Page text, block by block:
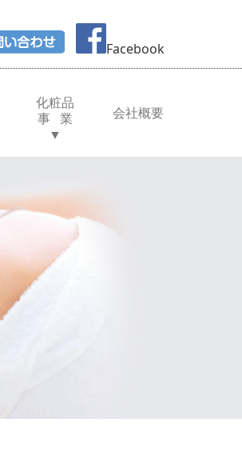
Facebook
化粧品
事 業
会社概要